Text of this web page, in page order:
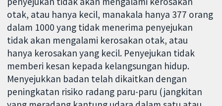
otak, atau hanya kecil, manakala hanya 377 orang
dalam 1000 yang tidak menerima penyejukan
tidak akan mengalami kerosakan otak, atau
hanya kerosakan yang kecil. Penyejukan tidak
memberi kesan kepada kelangsungan hidup.
Menyejukkan badan telah dikaitkan dengan
peningkatan risiko radang paru-paru (jangkitan